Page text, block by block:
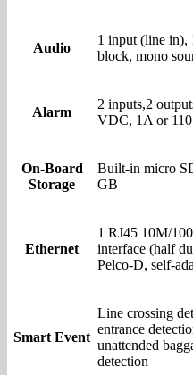
Audio
1 input (line in),
block, mono
Alarm
2 inputs,2
VDC, 1A or
On-Board
Storage
Built-in micro
GB
Ethernet
1 RJ45 10M/
interface (half
Pelco-D, self-
Smart Event
Line crossing
entrance
unattended
detection